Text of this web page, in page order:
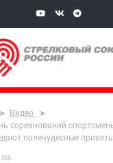
Видео
соревнований
полечудесные
306